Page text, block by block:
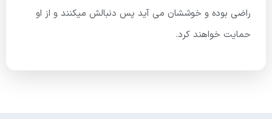
راضی بوده و خوششان می آید پس دنبالش میکنند و از او
حمایت خواهند کرد.